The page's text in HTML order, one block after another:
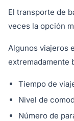
El transporte de
veces la opción
Algunos viajeros
extremadamente
Tiempo de
Nivel de
Número de